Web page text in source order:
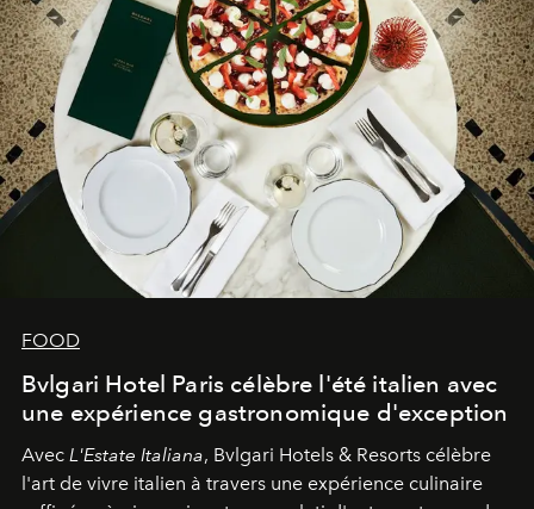
FOOD
Bvlgari Hotel Paris célèbre l'été italien avec
une expérience gastronomique d'exception
Avec L'Estate Italiana, Bvlgari Hotels & Resorts célèbre
l'art de vivre italien à travers une expérience culinaire